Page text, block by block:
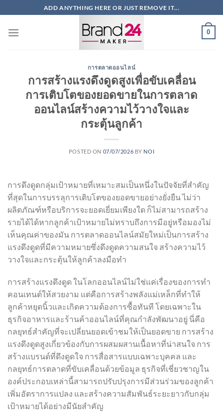
ไป
ADD ANYTHING HERE OR JUST REMOVE IT...
0
การตลาดออนไลน์
การสร้างแรงดึงดูดสูงเพื่อขับเคลื่อน
การเติบโตของยอดขายในการตลาด
ออนไลน์สร้างความไว้วางใจและ
กระตุ้นลูกค้า
POSTED ON 07/07/2026 BY NOI
การดึงดูดกลุ่มเป้าหมายที่เหมาะสมเป็นหนึ่งในปัจจัยที่สำคัญ
ที่สุดในการบรรลุการเติบโตของยอดขายอย่างยั่งยืน ไม่ว่า
ผลิตภัณฑ์หรือบริการจะยอดเยี่ยมเพียงใด ก็ไม่สามารถสร้าง
รายได้ได้หากลูกค้าเป้าหมายไม่ทราบถึงการมีอยู่หรือมองไม่
เห็นคุณค่าของมัน การตลาดออนไลน์สมัยใหม่เป็นการสร้าง
แรงดึงดูดที่มีความหมายซึ่งดึงดูดความสนใจ สร้างความไว้
วางใจและกระตุ้นให้ลูกค้าลงมือทำ
การสร้างแรงดึงดูด ในโลกออนไลน์ไม่ใช่แค่เรื่องของการทำ
คอนเทนต์ให้สวยงาม แต่คือการสร้างพลังแม่เหล็กที่ทำให้
ลูกค้าหยุดนิ้วและเกิดความต้องการซื้อทันที โดยเฉพาะใน
ธุรกิจอาหารและร้านค้าออนไลน์ที่คุณกำลังพัฒนาอยู่ นี่คือ
กลยุทธ์สำคัญที่จะเปลี่ยนยอดเข้าชมให้เป็นยอดขาย การสร้าง
แรงดึงดูดสูงเกี่ยวข้องกับการผสมผสานเนื้อหาที่น่าสนใจ การ
สร้างแบรนด์ที่ดึงดูดใจ การสื่อสารแบบเฉพาะบุคคล และ
กลยุทธ์การตลาดที่ขับเคลื่อนด้วยข้อมูล ธุรกิจที่เชี่ยวชาญใน
องค์ประกอบเหล่านี้สามารถปรับปรุงการมีส่วนร่วมของลูกค้า
เพิ่มอัตราการแปลง และสร้างความสัมพันธ์ระยะยาวกับกลุ่ม
เป้าหมายได้อย่างมีนัยสำคัญ